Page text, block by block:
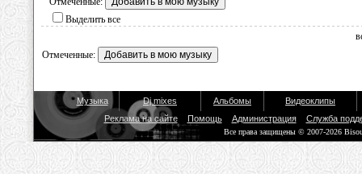
Выделить все
Отмеченные:
Музыка Dj mixes Альбомы
Видеоклипы
Реклама на сайте
Помощь Администрация Служба
Все права защищены © 2007-2026